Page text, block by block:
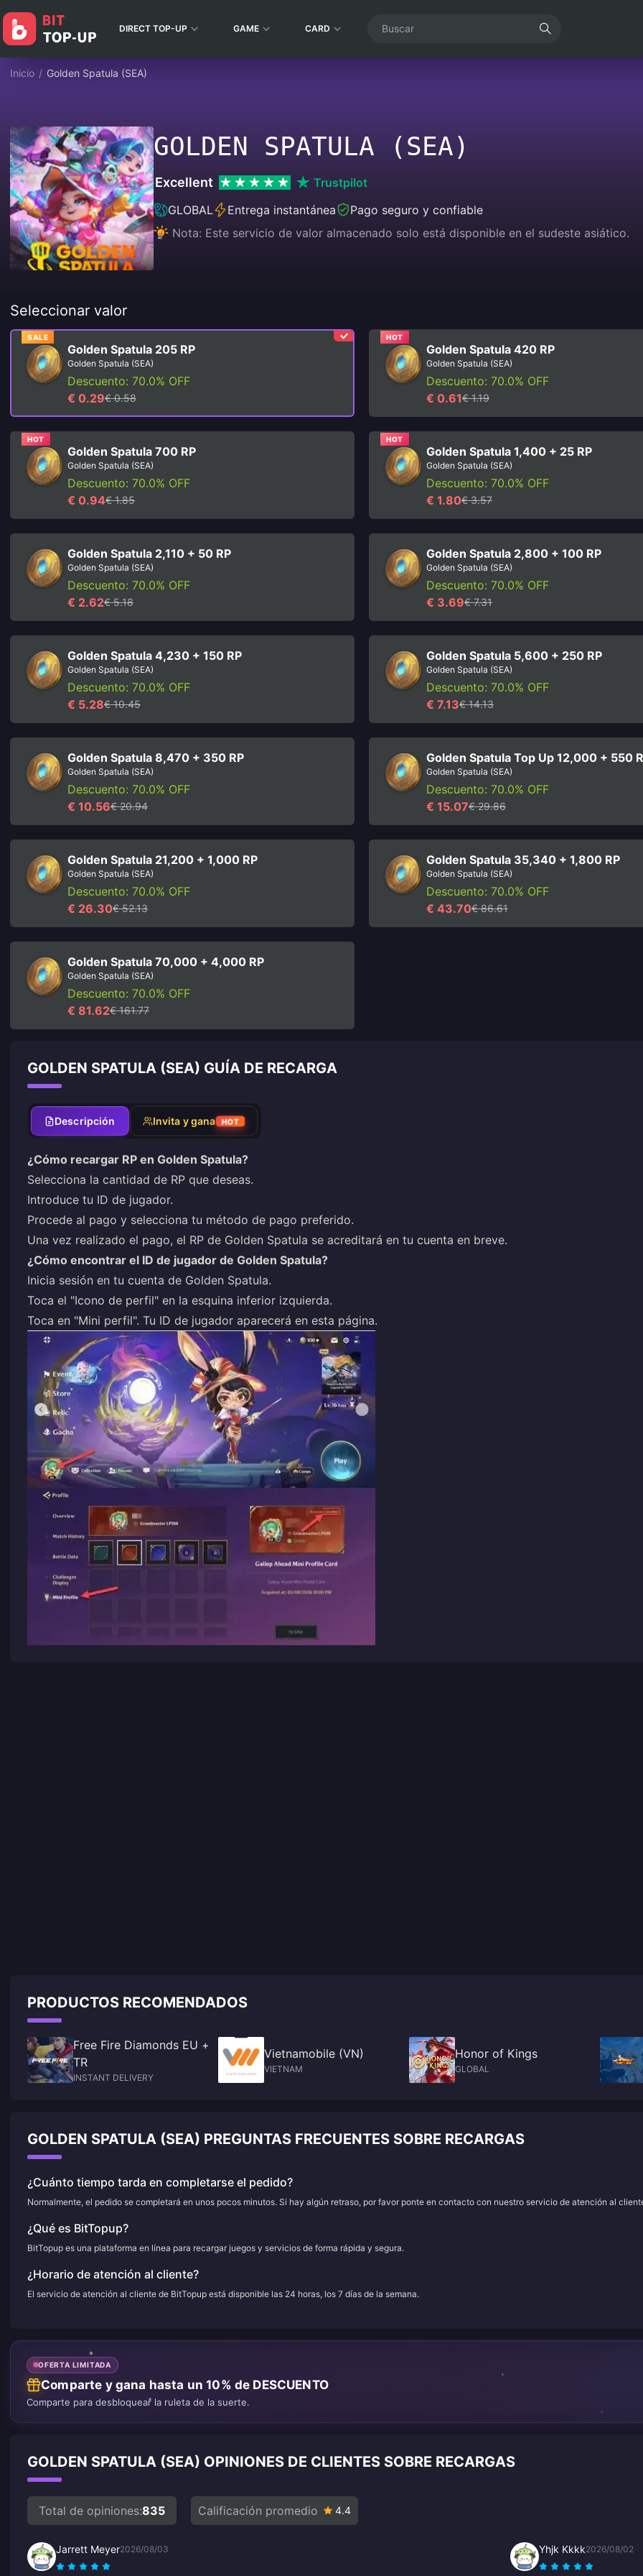
DIRECT TOP-UP GAME CARD
Inicio / Golden Spatula (SEA)
GOLDEN SPATULA (SEA)
Excellent
Trustpilot
GLOBAL
Entrega instantánea
Pago seguro y confiable
Nota: Este servicio de valor almacenado solo está disponible en el sudeste asiático.
Seleccionar valor
SALE
Golden Spatula 205 RP
Golden Spatula (SEA)
Descuento: 70.0% OFF
€ 0.29€ 0.58
HOT
Golden Spatula 420 RP
Golden Spatula (SEA)
Descuento: 70.0% OFF
€ 0.61€ 1.19
HOT
Golden Spatula 700 RP
Golden Spatula (SEA)
Descuento: 70.0% OFF
€ 0.94€ 1.85
HOT
Golden Spatula 1,400 + 25 RP
Golden Spatula (SEA)
Descuento: 70.0% OFF
€ 1.80€ 3.57
Golden Spatula 2,110 + 50 RP
Golden Spatula (SEA)
Descuento: 70.0% OFF
€ 2.62€ 5.18
Golden Spatula 2,800 + 100 RP
Golden Spatula (SEA)
Descuento: 70.0% OFF
€ 3.69€ 7.31
Golden Spatula 4,230 + 150 RP
Golden Spatula (SEA)
Descuento: 70.0% OFF
€ 5.28€ 10.45
Golden Spatula 5,600 + 250 RP
Golden Spatula (SEA)
Descuento: 70.0% OFF
€ 7.13€ 14.13
Golden Spatula 8,470 + 350 RP
Golden Spatula (SEA)
Descuento: 70.0% OFF
€ 10.56€ 20.94
Golden Spatula Top Up 12,000 + 550
Golden Spatula (SEA)
Descuento: 70.0% OFF
€ 15.07€ 29.86
Golden Spatula 21,200 + 1,000 RP
Golden Spatula (SEA)
Descuento: 70.0% OFF
€ 26.30€ 52.13
Golden Spatula 35,340 + 1,800 RP
Golden Spatula (SEA)
Descuento: 70.0% OFF
€ 43.70€ 86.61
Golden Spatula 70,000 + 4,000 RP
Golden Spatula (SEA)
Descuento: 70.0% OFF
€ 81.62€ 161.77
GOLDEN SPATULA (SEA) GUÍA DE RECARGA
Descripción Invita y gana HOT
¿Cómo recargar RP en Golden Spatula?
Selecciona la cantidad de RP que deseas.
Introduce tu ID de jugador.
Procede al pago y selecciona tu método de pago preferido.
Una vez realizado el pago, el RP de Golden Spatula se acreditará en tu cuenta en breve.
¿Cómo encontrar el ID de jugador de Golden Spatula?
Inicia sesión en tu cuenta de Golden Spatula.
Toca el "Icono de perfil" en la esquina inferior izquierda.
Toca en "Mini perfil". Tu ID de jugador aparecerá en esta página.
PRODUCTOS RECOMENDADOS
Free Fire Diamonds EU +
TR
INSTANT DELIVERY
Vietnamobile (VN)
VIETNAM
Honor of Kings
GLOBAL
GOLDEN SPATULA (SEA) PREGUNTAS FRECUENTES SOBRE RECARGAS
¿Cuánto tiempo tarda en completarse el pedido?
Normalmente, el pedido se completará en unos pocos minutos. Si hay algún retraso, por favor ponte en contacto con nuestro servicio de atención al
¿Qué es BitTopup?
BitTopup es una plataforma en línea para recargar juegos y servicios de forma rápida y segura.
¿Horario de atención al cliente?
El servicio de atención al cliente de BitTopup está disponible las 24 horas, los 7 días de la semana.
OFERTA LIMITADA
Comparte y gana hasta un 10% de DESCUENTO
Comparte para desbloquear la ruleta de la suerte.
GOLDEN SPATULA (SEA) OPINIONES DE CLIENTES SOBRE RECARGAS
Total de opiniones:835 Calificación promedio 4.4
Jarrett Meyer2026/08/03 Yhjk Kkkk2026/08/02